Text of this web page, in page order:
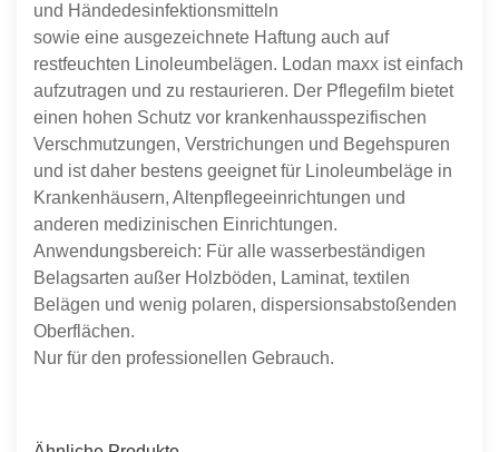
und Händedesinfektionsmitteln
sowie eine ausgezeichnete Haftung auch auf
restfeuchten Linoleumbelägen. Lodan maxx ist einfach
aufzutragen und zu restaurieren. Der Pflegefilm bietet
einen hohen Schutz vor krankenhausspezifischen
Verschmutzungen, Verstrichungen und Begehspuren
und ist daher bestens geeignet für Linoleumbeläge in
Krankenhäusern, Altenpflegeeinrichtungen und
anderen medizinischen Einrichtungen.
Anwendungsbereich: Für alle wasserbeständigen
Belagsarten außer Holzböden, Laminat, textilen
Belägen und wenig polaren, dispersionsabstoßenden
Oberflächen.
Nur für den professionellen Gebrauch.